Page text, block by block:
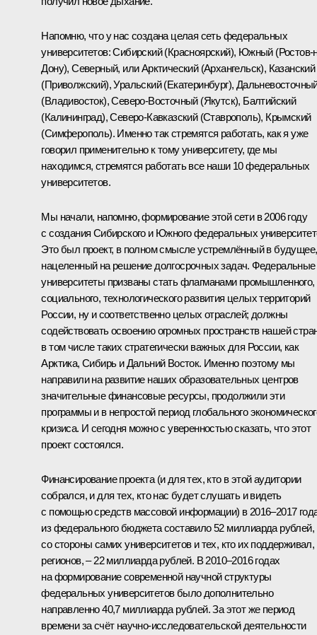
Напомню, что у нас создана целая сеть федеральных
университетов: Сибирский (Красноярский), Южный (Ростов-
Дону), Северный, или Арктический (Архангельск), Казанский
(Приволжский), Уральский (Екатеринбург),
(Владивосток), Северо-Восточный (Якутск), Балтийский
(Калининград), Северо-Кавказский (Ставрополь), Крымский
(Симферополь). Именно так стремятся работать, как я уже
говорил применительно к тому университету, где мы
находимся, стремятся работать все наши 10 федеральных
университетов.
Мы начали, напомню, формирование этой сети в 2006 году
с создания Сибирского и Южного федеральных
Это был проект, в полном смысле устремлённый в будущее,
нацеленный на решение долгосрочных задач. Федеральные
университеты призваны стать флагманами промышленного,
социального, технологического развития целых территорий
России, ну и соответственно целых отраслей; должны
содействовать освоению огромных пространств нашей
в том числе таких стратегически важных для России, как
Арктика, Сибирь и Дальний Восток. Именно поэтому мы
направили на развитие наших образовательных центров
значительные финансовые ресурсы, продолжили эти
программы и в непростой период глобального
кризиса. И сегодня можно с уверенностью сказать, что этот
проект состоялся.
Финансирование проекта (и для тех, кто в этой аудитории
собрался, и для тех, кто нас будет слушать и видеть
с помощью средств массовой информации) в 2016–2017
из федерального бюджета составило 52 миллиарда рублей,
со стороны самих университетов и тех, кто их поддерживал,
регионов, – 22 миллиарда рублей. В 2010–2016 годах
на формирование современной научной структуры
федеральных университетов было дополнительно
направленно 40,7 миллиарда рублей. За этот же период
времени за счёт научно-исследовательской деятельности